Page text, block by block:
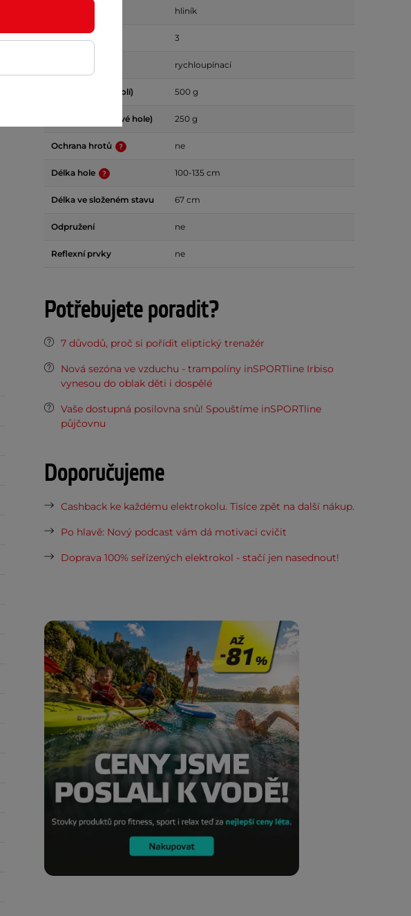
hliník
Počet dílů 3
rychloupínací
Hmotnost (pár holí) 500 g
Hmotnost (kusové hole) 250 g
Ochrana hrotů ne
Délka hole 100-135 cm
Délka ve složeném stavu 67 cm
Odpružení ne
Reflexní prvky ne
Potřebujete poradit?
7 důvodů, proč si pořídit eliptický trenažér
Nová sezóna ve vzduchu - trampolíny inSPORTline Irbiso
vynesou do oblak děti i dospělé
Vaše dostupná posilovna snů! Spouštíme inSPORTline
půjčovnu
Doporučujeme
Cashback ke každému elektrokolu. Tisíce zpět na další nákup.
Po hlavě: Nový podcast vám dá motivaci cvičit
Doprava 100% seřízených elektrokol - stačí jen nasednout!